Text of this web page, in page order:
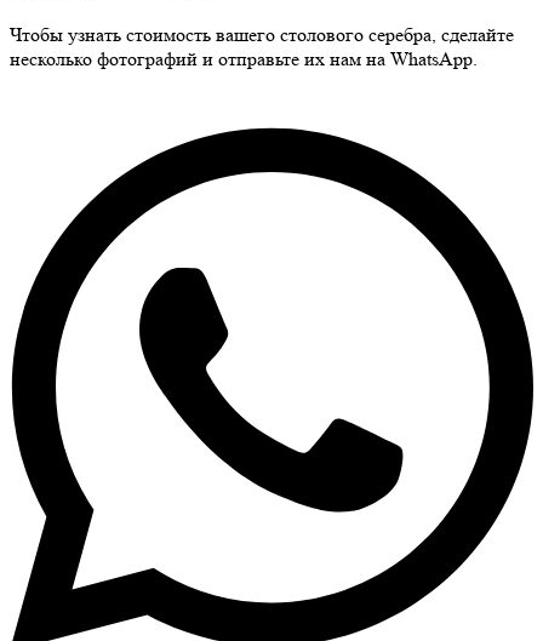
Чтобы узнать стоимость вашего столового серебра, сделайте
несколько фотографий и отправьте их нам на WhatsApp.